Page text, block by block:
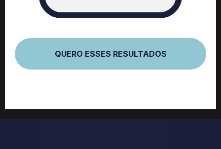
QUERO ESSES RESULTADOS